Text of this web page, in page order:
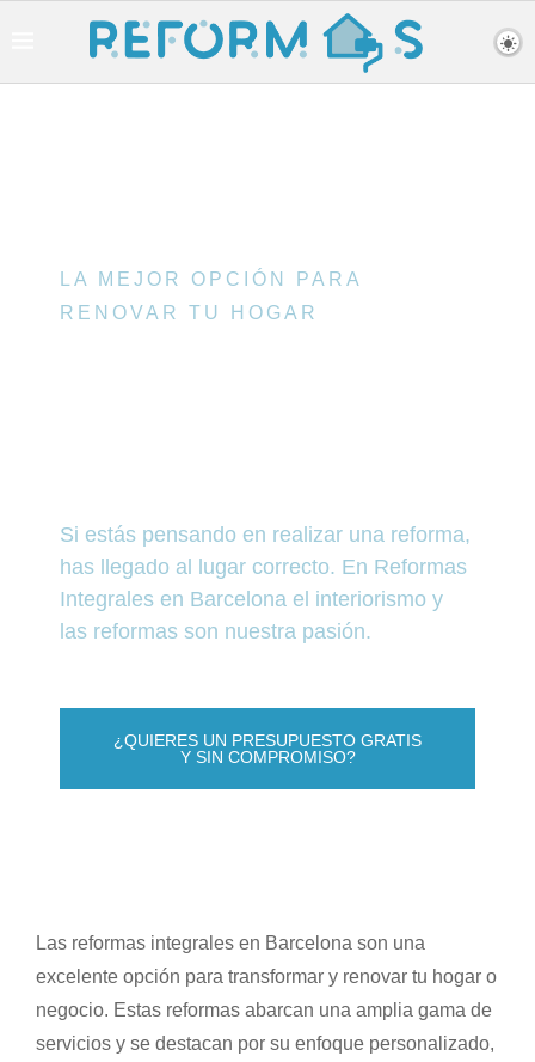
LA MEJOR OPCIÓN PARA
RENOVAR TU HOGAR
Si estás pensando en realizar una reforma,
has llegado al lugar correcto. En Reformas
Integrales en Barcelona el interiorismo y
las reformas son nuestra pasión.
¿QUIERES UN PRESUPUESTO GRATIS
Y SIN COMPROMISO?
Las reformas integrales en Barcelona son una
excelente opción para transformar y renovar tu hogar o
negocio. Estas reformas abarcan una amplia gama de
servicios y se destacan por su enfoque personalizado,